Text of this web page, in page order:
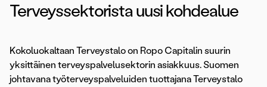
Terveyssektorista uusi kohdealue
Kokoluokaltaan Terveystalo on Ropo Capitalin suurin
yksittäinen terveyspalvelusektorin asiakkuus. Suomen
johtavana työterveyspalveluiden tuottajana Terveystalo